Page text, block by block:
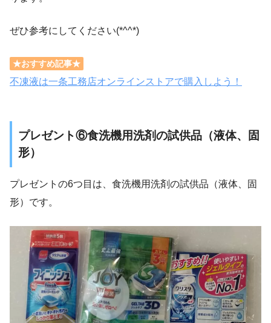
ぜひ参考にしてください(*^^*)
★おすすめ記事★
不凍液は一条工務店オンラインストアで購入しよう！
プレゼント⑥食洗機用洗剤の試供品（液体、固
形）
プレゼントの6つ目は、食洗機用洗剤の試供品（液体、固
形）です。